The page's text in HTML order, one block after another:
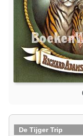
De Tijger Trip